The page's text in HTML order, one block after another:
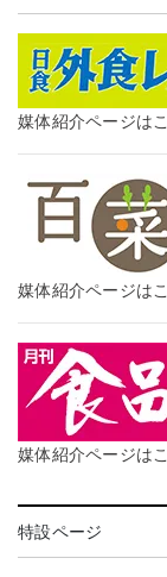
媒体紹介ページは
媒体紹介ページは
媒体紹介ページは
特設ページ